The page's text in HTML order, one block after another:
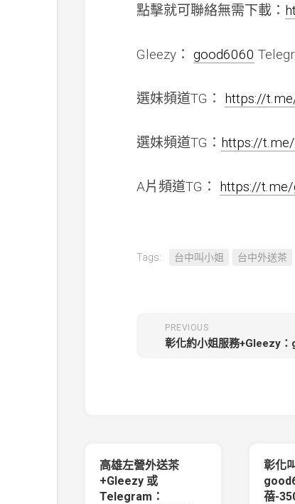
點擊就可聯絡無需下載：
Gleezy： good6060
選妹頻道TG： https://
選妹頻道TG： https://
A片頻道TG： https://
Tags: 台中叫小姐 台中外送茶
PREVIOUS
高雄左營外送茶
+Gleezy 或
Telegram：
彰化
蓓-